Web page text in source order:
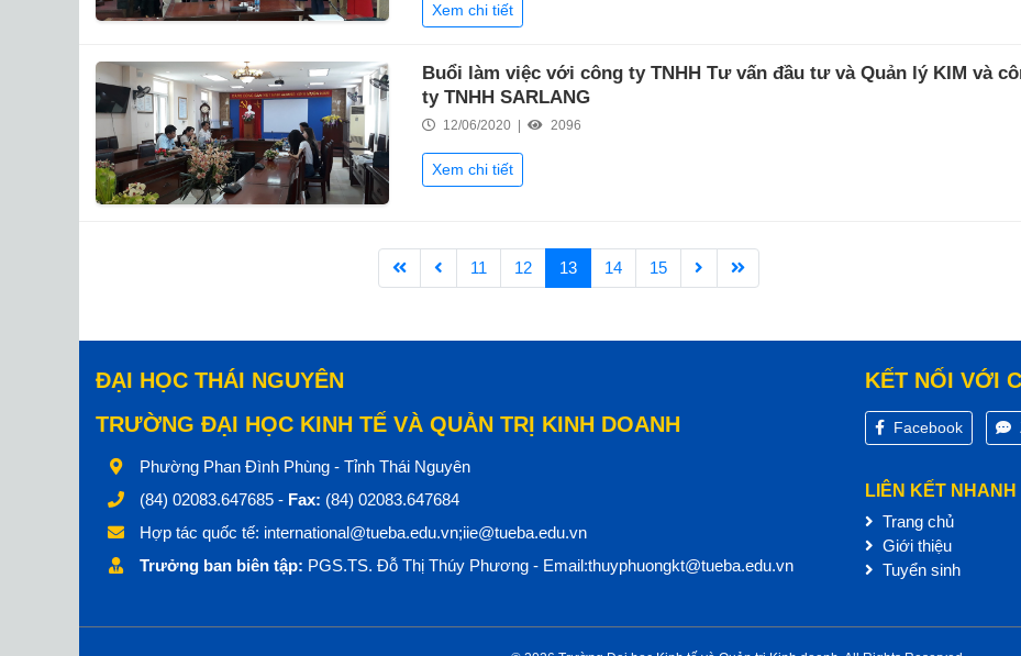
Xem chi tiết
Buổi làm việc với công ty TNHH Tư vấn đầu tư và Quản lý KIM và
ty TNHH SARLANG
12/06/2020 | 2096
Xem chi tiết
11 12 13 14 15
ĐẠI HỌC THÁI NGUYÊN
TRƯỜNG ĐẠI HỌC KINH TẾ VÀ QUẢN TRỊ KINH DOANH
Phường Phan Đình Phùng - Tỉnh Thái Nguyên
(84) 02083.647685 - Fax: (84) 02083.647684
Hợp tác quốc tế: international@tueba.edu.vn;iie@tueba.edu.vn
Trưởng ban biên tập: PGS.TS. Đỗ Thị Thúy Phương - Email:thuyphuongkt@tueba.edu.vn
KẾT NỐI VỚI
Facebook
LIÊN KẾT NHANH
Trang chủ
Giới thiệu
Tuyển sinh